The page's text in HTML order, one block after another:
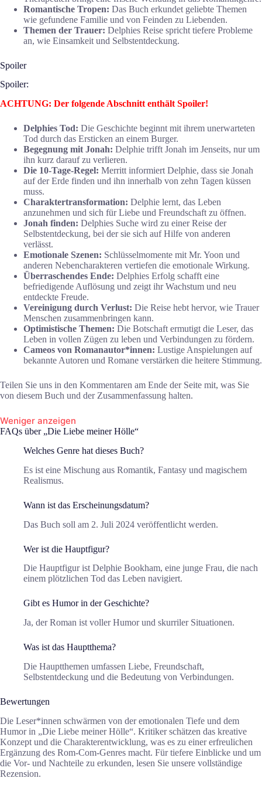
Romantische Tropen: Das Buch erkundet geliebte Themen
wie gefundene Familie und von Feinden zu Liebenden.
Themen der Trauer: Delphies Reise spricht tiefere Probleme
an, wie Einsamkeit und Selbstentdeckung.
Spoiler
Spoiler:
ACHTUNG: Der folgende Abschnitt enthält Spoiler!
Delphies Tod: Die Geschichte beginnt mit ihrem unerwarteten
Tod durch das Ersticken an einem Burger.
Begegnung mit Jonah: Delphie trifft Jonah im Jenseits, nur um
ihn kurz darauf zu verlieren.
Die 10-Tage-Regel: Merritt informiert Delphie, dass sie Jonah
auf der Erde finden und ihn innerhalb von zehn Tagen küssen
muss.
Charaktertransformation: Delphie lernt, das Leben
anzunehmen und sich für Liebe und Freundschaft zu öffnen.
Jonah finden: Delphies Suche wird zu einer Reise der
Selbstentdeckung, bei der sie sich auf Hilfe von anderen
verlässt.
Emotionale Szenen: Schlüsselmomente mit Mr. Yoon und
anderen Nebencharakteren vertiefen die emotionale Wirkung.
Überraschendes Ende: Delphies Erfolg schafft eine
befriedigende Auflösung und zeigt ihr Wachstum und neu
entdeckte Freude.
Vereinigung durch Verlust: Die Reise hebt hervor, wie Trauer
Menschen zusammenbringen kann.
Optimistische Themen: Die Botschaft ermutigt die Leser, das
Leben in vollen Zügen zu leben und Verbindungen zu fördern.
Cameos von Romanautor*innen: Lustige Anspielungen auf
bekannte Autoren und Romane verstärken die heitere Stimmung.
Teilen Sie uns in den Kommentaren am Ende der Seite mit, was Sie
von diesem Buch und der Zusammenfassung halten.
Weniger anzeigen
FAQs über „Die Liebe meiner Hölle“
Welches Genre hat dieses Buch?
Es ist eine Mischung aus Romantik, Fantasy und magischem
Realismus.
Wann ist das Erscheinungsdatum?
Das Buch soll am 2. Juli 2024 veröffentlicht werden.
Wer ist die Hauptfigur?
Die Hauptfigur ist Delphie Bookham, eine junge Frau, die nach
einem plötzlichen Tod das Leben navigiert.
Gibt es Humor in der Geschichte?
Ja, der Roman ist voller Humor und skurriler Situationen.
Was ist das Hauptthema?
Die Hauptthemen umfassen Liebe, Freundschaft,
Selbstentdeckung und die Bedeutung von Verbindungen.
Bewertungen
Die Leser*innen schwärmen von der emotionalen Tiefe und dem
Humor in „Die Liebe meiner Hölle“. Kritiker schätzen das kreative
Konzept und die Charakterentwicklung, was es zu einer erfreulichen
Ergänzung des Rom-Com-Genres macht. Für tiefere Einblicke und um
die Vor- und Nachteile zu erkunden, lesen Sie unsere vollständige
Rezension.